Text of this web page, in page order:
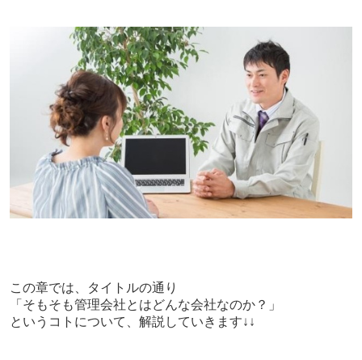
この章では、
タイトルの通り
「そもそも管理会社とはどんな会社なのか？」
というコトについて、 解説していきます↓↓